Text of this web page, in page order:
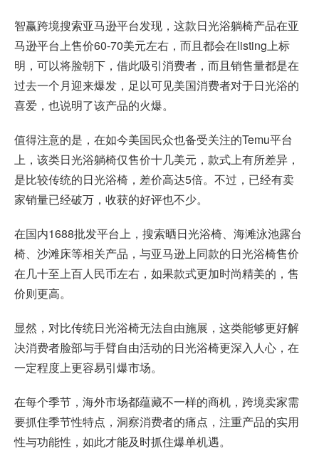
智赢跨境搜索亚马逊平台发现，这款日光浴躺椅产品在亚
马逊平台上售价60-70美元左右，而且都会在listing上标
明，可以将脸朝下，借此吸引消费者，而且销售量都是在
过去一个月迎来爆发，足以可见美国消费者对于日光浴的
喜爱，也说明了该产品的火爆。
值得注意的是，在如今美国民众也备受关注的Temu平台
上，该类日光浴躺椅仅售价十几美元，款式上有所差异，
是比较传统的日光浴椅，差价高达5倍。不过，已经有卖
家销量已经破万，收获的好评也不少。
在国内1688批发平台上，搜索晒日光浴椅、海滩泳池露台
椅、沙滩床等相关产品，与亚马逊上同款的日光浴椅售价
在几十至上百人民币左右，如果款式更加时尚精美的，售
价则更高。
显然，对比传统日光浴椅无法自由施展，这类能够更好解
决消费者脸部与手臂自由活动的日光浴椅更深入人心，在
一定程度上更容易引爆市场。
在每个季节，海外市场都蕴藏不一样的商机，跨境卖家需
要抓住季节性特点，洞察消费者的痛点，注重产品的实用
性与功能性，如此才能及时抓住爆单机遇。